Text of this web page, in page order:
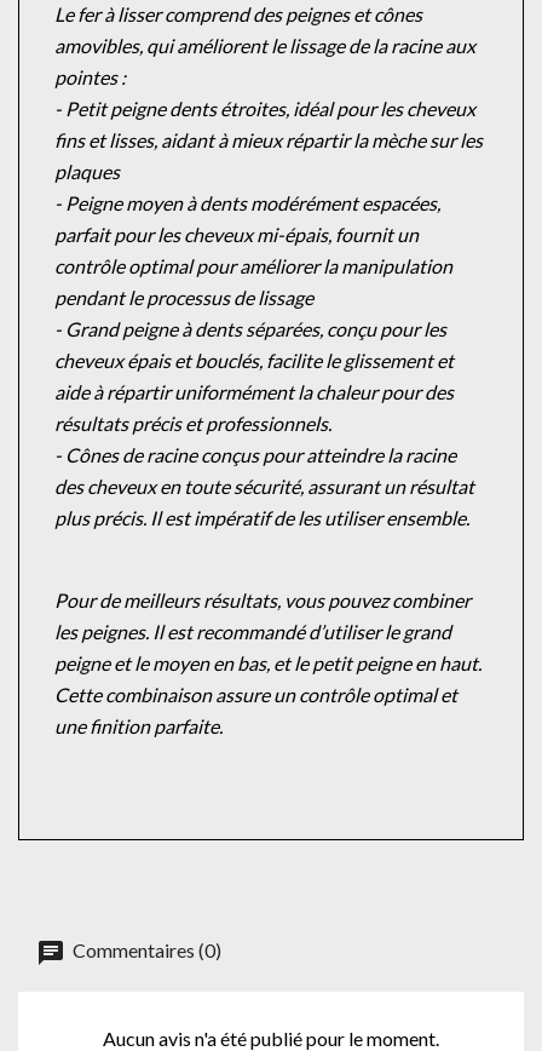
Le fer à lisser comprend des peignes et cônes
amovibles, qui améliorent le lissage de la racine aux
pointes :
- Petit peigne dents étroites, idéal pour les cheveux
fins et lisses, aidant à mieux répartir la mèche sur les
plaques
- Peigne moyen à dents modérément espacées,
parfait pour les cheveux mi-épais, fournit un
contrôle optimal pour améliorer la manipulation
pendant le processus de lissage
- Grand peigne à dents séparées, conçu pour les
cheveux épais et bouclés, facilite le glissement et
aide à répartir uniformément la chaleur pour des
résultats précis et professionnels.
- Cônes de racine conçus pour atteindre la racine
des cheveux en toute sécurité, assurant un résultat
plus précis. Il est impératif de les utiliser ensemble.
Pour de meilleurs résultats, vous pouvez combiner
les peignes. Il est recommandéd’utiliser le grand
peigne et le moyen en bas, et le petit peigne en haut.
Cettecombinaison assure un contrôle optimal et
une finition parfaite.
Commentaires (0)
Aucun avis n'a été publié pour le moment.